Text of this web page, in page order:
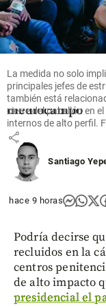
¡Refuerzo
top para el
Arsenal!
Bruno
Guimarães
llega para
reforzar el
mediocampo
share
La medida no solo
principales jefes de
también está
cierre del pabellón en
internos de alto perfil.
Santiago
hace 9 horas
Podría decirse
recluidos en la
centros
de alto impacto
presidencial el